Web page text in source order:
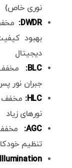
نوری خاص)
DWDR:
بهبود
دیجیتال
BLC:
جبران نور
HLC:
نورهای زیاد
AGC:
تنظیم